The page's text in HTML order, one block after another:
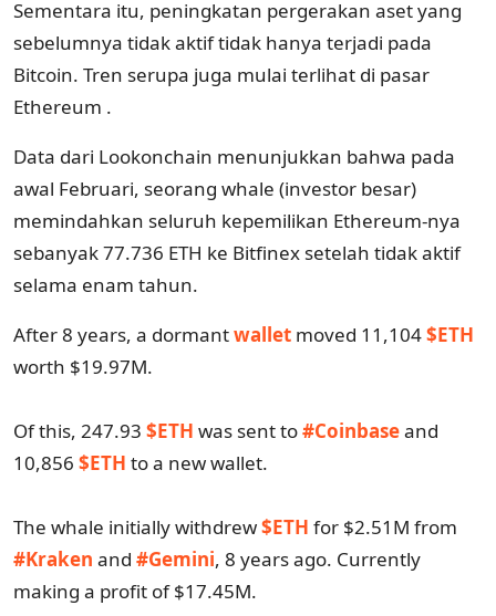
Sementara itu, peningkatan pergerakan aset yang
sebelumnya tidak aktif tidak hanya terjadi pada
Bitcoin. Tren serupa juga mulai terlihat di pasar
Ethereum .
Data dari Lookonchain menunjukkan bahwa pada
awal Februari, seorang whale (investor besar)
memindahkan seluruh kepemilikan Ethereum-nya
sebanyak 77.736 ETH ke Bitfinex setelah tidak aktif
selama enam tahun.
After 8 years, a dormantwallet moved 11,104$ETH
worth $19.97M.
Of this, 247.93 $ETH was sent to#Coinbaseand
10,856 $ETH to a new wallet.
The whale initially withdrew$ETH for $2.51M from
#Kraken and #Gemini, 8 years ago. Currently
making a profit of $17.45M.